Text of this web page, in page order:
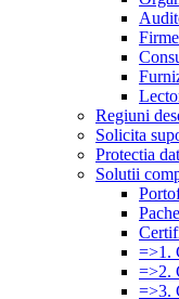
Regiuni
Solicita
Protectia
Solutii
=>1.
=>2.
=>3.